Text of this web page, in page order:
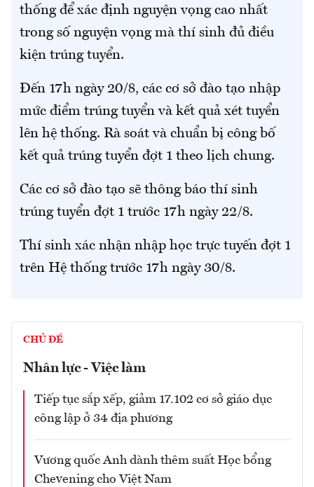
thống để xác định nguyện vọng cao nhất
trong số nguyện vọng mà thí sinh đủ điều
kiện trúng tuyển.
Đến 17h ngày 20/8, các cơ sở đào tạo nhập
mức điểm trúng tuyển và kết quả xét tuyển
lên hệ thống. Rà soát và chuẩn bị công bố
kết quả trúng tuyển đợt 1 theo lịch chung.
Các cơ sở đào tạo sẽ thông báo thí sinh
trúng tuyển đợt 1 trước 17h ngày 22/8.
Thí sinh xác nhận nhập học trực tuyến đợt 1
trên Hệ thống trước 17h ngày 30/8.
CHỦ ĐỀ
Nhân lực - Việc làm
Tiếp tục sắp xếp, giảm 17.102 cơ sở giáo dục
công lập ở 34 địa phương
Vương quốc Anh dành thêm suất Học bổng
Chevening cho Việt Nam